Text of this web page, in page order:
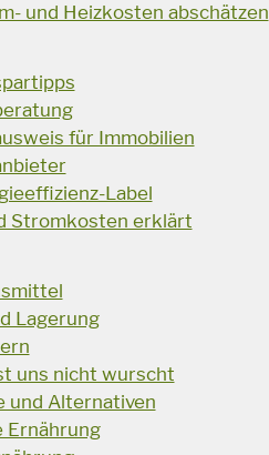
und Heizkosten abschätzen
für Immobilien
Label
Stromkosten erklärt
Lagerung
uns nicht wurscht
und Alternativen
Ernährung